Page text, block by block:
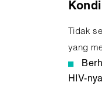
Tidak
yang
HIV-